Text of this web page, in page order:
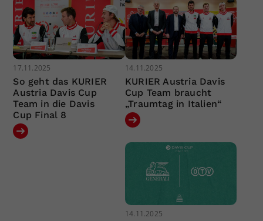
17.11.2025
So geht das KURIER
Austria Davis Cup
Team in die Davis
Cup Final 8
14.11.2025
KURIER Austria Davis
Cup Team braucht
„Traumtag in Italien“
14.11.2025